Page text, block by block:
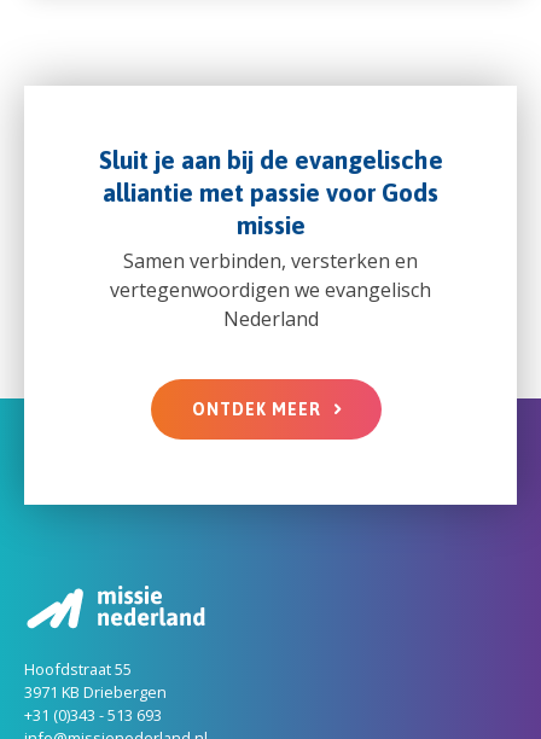
Sluit je aan bij de evangelische
alliantie met passie voor Gods
missie
Samen verbinden, versterken en
vertegenwoordigen we evangelisch
Nederland
ONTDEK MEER
Hoofdstraat 55
3971 KB Driebergen
+31 (0)343 - 513 693